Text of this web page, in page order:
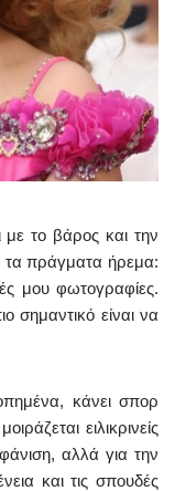
με το βάρος και την
τα πράγματα ήρεμα:
μου φωτογραφίες.
σημαντικό είναι να
κάνει σπορ
ειλικρινείς
αλλά για την
και τις σπουδές